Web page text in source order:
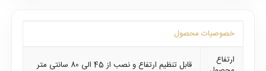
خصوصیات محصول
ارتفاع
قابل تنظیم ارتفاع و نصب از 45 الی 80 سانتی متر